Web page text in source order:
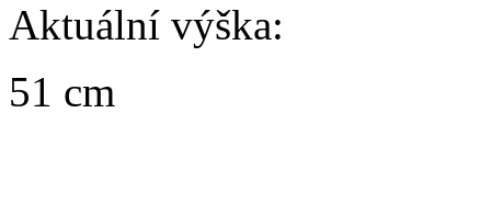
Aktuální výška:
51 cm